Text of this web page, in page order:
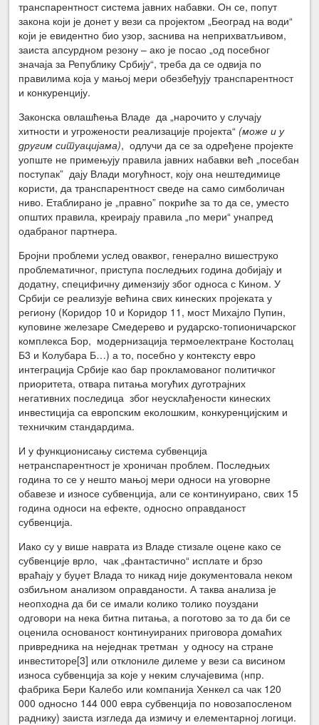
транспарентност система јавних набавки. Он се, попут
закона који је донет у вези са пројектом „Београд на води“
који је евидентно био узор, заснива на неприхватљивом,
заиста апсурдном резону – ако је посао „од посебног
значаја за Републику Србију“, треба да се одвија по
правилима која у мањој мери обезбеђују транспарентност
и конкуренцију.
Законска овлашћења Владе да „нарочито у случају
хитности и угрожености реализације пројекта“ (може и у
другим ситуацијама), одлучи да се за одређене пројекте
уопште не примењују правила јавних набавки већ „посебан
поступак” дају Влади могућност, коју она нештедимице
користи, да транспарентност сведе на само симболичан
ниво. Етаблирано је „правно” покриће за то да се, уместо
општих правила, креирају правила „по мери“ унапред
одабраног партнера.
Бројни проблеми услед оваквог, генерално вишеструко
проблематичног, приступа последњих година добијају и
додатну, специфичну димензију због односа с Кином. У
Србији се реализује већина свих кинеских пројеката у
региону (Коридор 10 и Коридор 11, мост Михајло Пупин,
куповине железаре Смедерево и рударско-топионичарског
комплекса Бор, модернизација термоелектране Костолац
Б3 и Колубара Б…) а то, посебно у контексту евро
интеграција Србије као бар прокламованог политичког
приоритета, отвара питања могућих дуготрајних
негативних последица због неусклађености кинеских
инвестиција са европским еколошким, конкуренцијским и
техничким стандардима.
И у функционисању система субвенција
нетранспарентност је хроничан проблем. Последњих
година то се у нешто мањој мери односи на уговорне
обавезе и износе субвенција, али се континуирано, свих 15
година односи на ефекте, односно оправданост
субвенција.
Иако су у више наврата из Владе стизале оцене како се
субвенције врло, чак „фантастично“ исплате и брзо
враћају у буџет Влада то никад није документовала неком
озбиљном анализом оправданости. А таква анализа је
неопходна да би се имали колико толико поуздани
одговори на нека битна питања, а поготово за то да би се
оценила основаност континуираних приговора домаћих
привредника на неједнак третман у односу на стране
инвеститоре[3] или отклониле дилеме у вези са висином
износа субвенција за које у неким случајевима (нпр.
фабрика Бери Калебо или компанија Хенкел са чак 120
000 односно 144 000 евра субвенција по новозапосленом
раднику) заиста изгледа да измичу и елементарној логици.